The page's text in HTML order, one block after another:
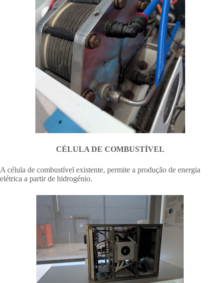
CÉLULA DE COMBUSTÍVEL
A célula de combustível existente, permite a produção de energia
elétrica a partir de hidrogénio.